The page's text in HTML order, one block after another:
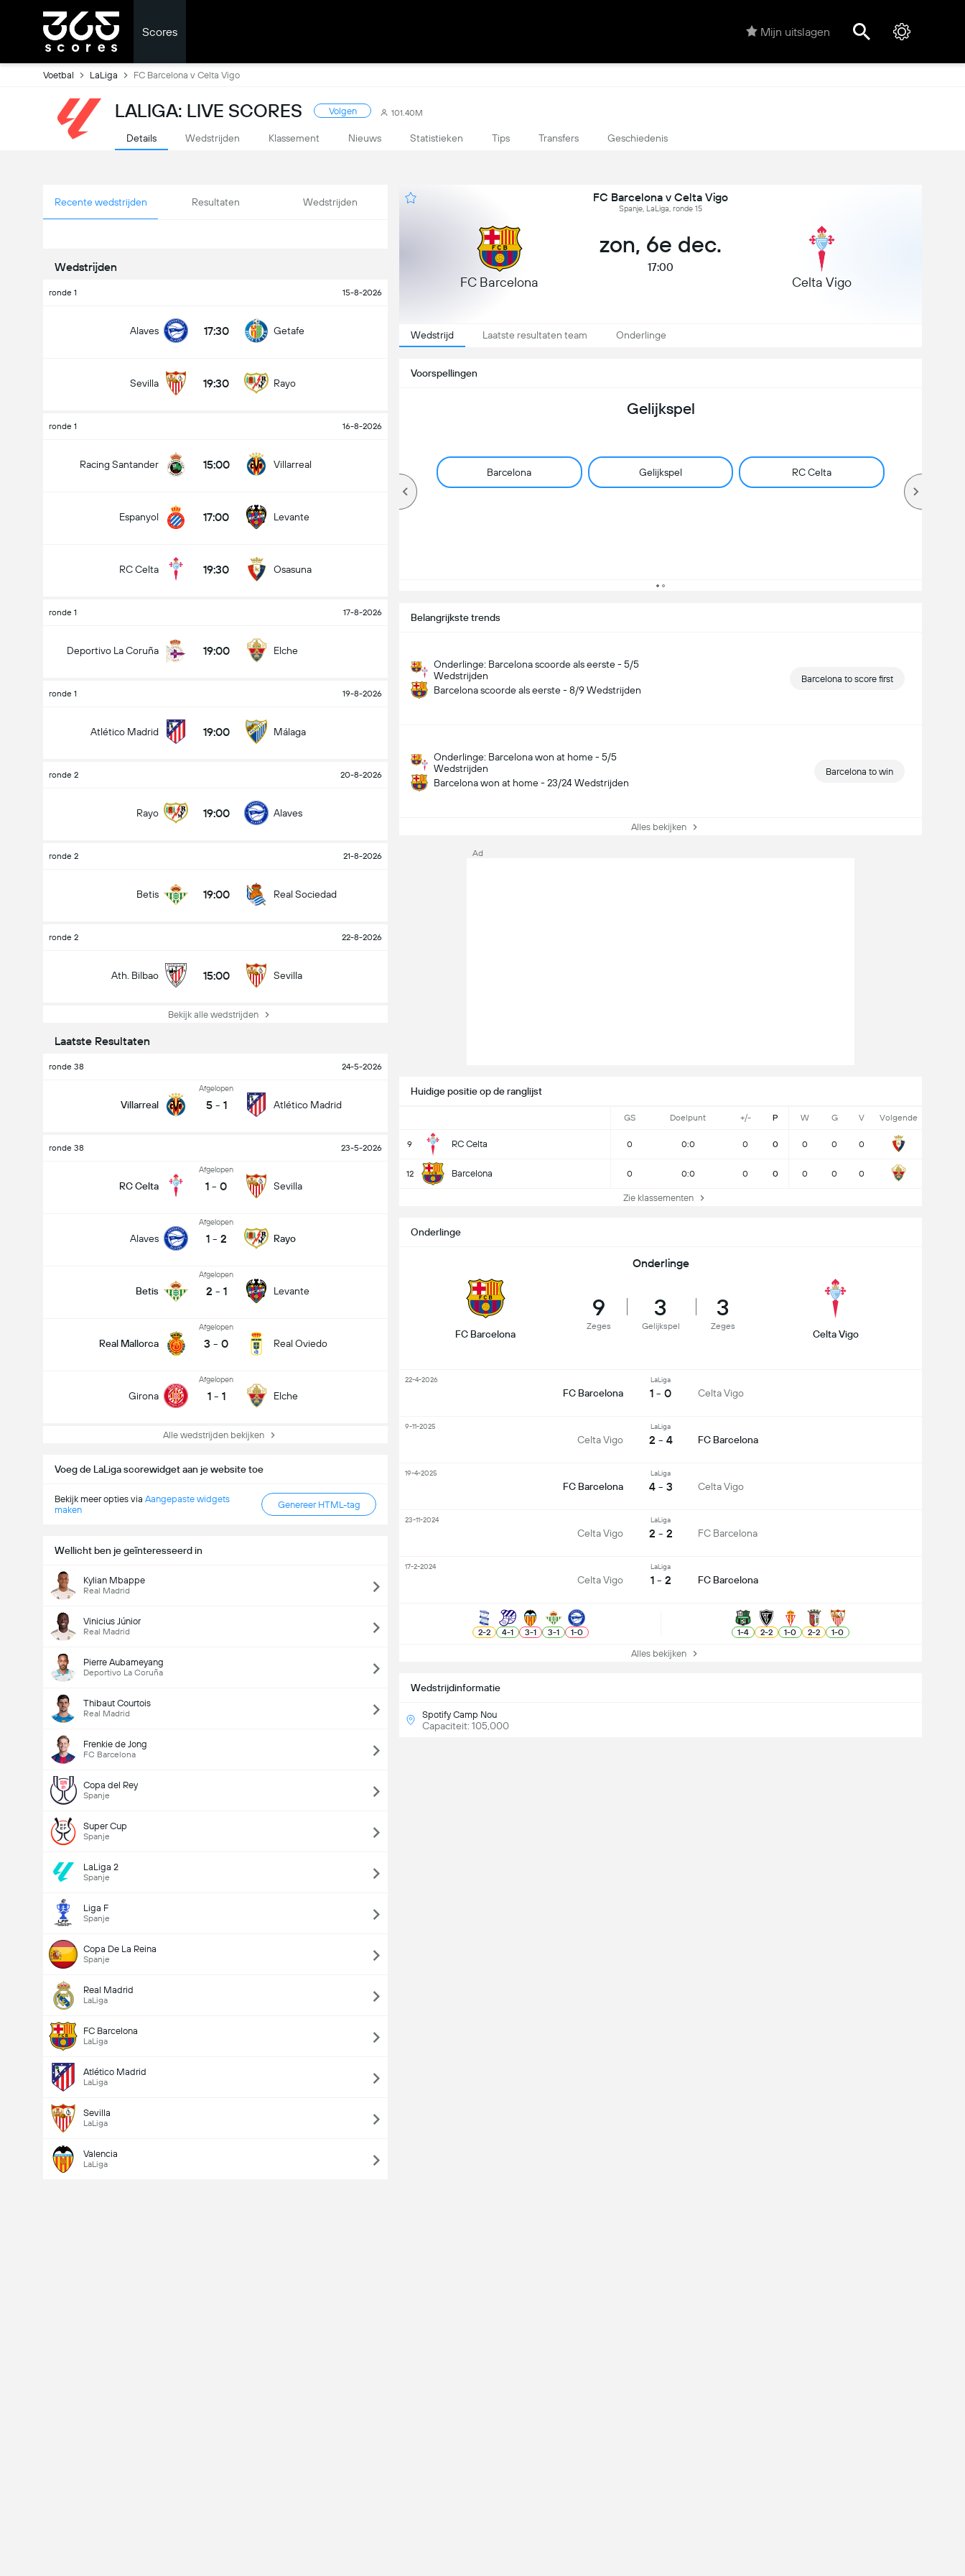
Scores Mijn uitslagen
Voetbal LaLiga FC Barcelona v Celta Vigo
LALIGA: LIVE SCORES Volgen 101.40M
Details Wedstrijden Klassement Nieuws Statistieken Tips Transfers Geschiedenis
Recente wedstrijden Resultaten Wedstrijden
Wedstrijden
ronde 1 15-8-2026
Alaves 17:30 Getafe
Sevilla 19:30 Rayo
ronde 1 16-8-2026
Racing Santander 15:00 Villarreal
Espanyol 17:00 Levante
RC Celta 19:30 Osasuna
ronde 1 17-8-2026
Deportivo La Coruña 19:00 Elche
ronde 1 19-8-2026
Atlético Madrid 19:00 Málaga
ronde 2 20-8-2026
Rayo 19:00 Alaves
ronde 2 21-8-2026
Betis 19:00 Real Sociedad
ronde 2 22-8-2026
Ath. Bilbao 15:00 Sevilla
Bekijk alle wedstrijden
Laatste Resultaten
ronde 38 24-5-2026
Villarreal
Afgelopen
5 - 1 Atlético Madrid
ronde 38 23-5-2026
RC Celta
Afgelopen
1 - 0 Sevilla
Alaves
Afgelopen
1 - 2 Rayo
Betis
Afgelopen
2 - 1 Levante
Real Mallorca
Afgelopen
3 - 0 Real Oviedo
Girona
Afgelopen
1 - 1 Elche
Alle wedstrijden bekijken
Voeg de LaLiga scorewidget aan je website toe
Bekijk meer opties via Aangepaste widgets
maken
Genereer HTML-tag
Wellicht ben je geïnteresseerd in
Kylian Mbappe
Real Madrid
Vinicius Júnior
Real Madrid
Pierre Aubameyang
Deportivo La Coruña
Thibaut Courtois
Real Madrid
Frenkie de Jong
FC Barcelona
Copa del Rey
Spanje
Super Cup
Spanje
LaLiga 2
Spanje
Liga F
Spanje
Copa De La Reina
Spanje
Real Madrid
LaLiga
FC Barcelona
LaLiga
Atlético Madrid
LaLiga
Sevilla
LaLiga
Valencia
LaLiga
FC Barcelona v Celta Vigo
Spanje, LaLiga, ronde 15
FC Barcelona
zon, 6e dec.
17:00
Celta Vigo
Wedstrijd Laatste resultaten team Onderlinge
Voorspellingen
Gelijkspel
Barcelona Gelijkspel RC Celta
Meer dan
Belangrijkste trends
Onderlinge: Barcelona scoorde als eerste - 5/5
Wedstrijden
Barcelona scoorde als eerste - 8/9 Wedstrijden
Barcelona to score first
Onderlinge: Barcelona won at home - 5/5
Wedstrijden
Barcelona won at home - 23/24 Wedstrijden
Barcelona to win
Alles bekijken
Huidige positie op de ranglijst
GS Doelpunt +/- P W G V Volgende
9 RC Celta 0 0:0 0 0 0 0 0
12 Barcelona 0 0:0 0 0 0 0 0
Zie klassementen
Wedstrijdinformatie
Spotify Camp Nou
Capaciteit: 105,000
Onderlinge
Onderlinge
FC Barcelona
9
Zeges
3
Gelijkspel
3
Zeges
Celta Vigo
FC Barcelona
LaLiga
1 - 0 Celta Vigo
22-4-2026
Celta Vigo
LaLiga
2 - 4 FC Barcelona
9-11-2025
FC Barcelona
LaLiga
4 - 3 Celta Vigo
19-4-2025
Celta Vigo
LaLiga
2 - 2 FC Barcelona
23-11-2024
Celta Vigo
LaLiga
1 - 2 FC Barcelona
17-2-2024
2-2 4-1 3-1 3-1 1-0 1-4 2-2 1-0 2-2 1-0
Alles bekijken
Ad